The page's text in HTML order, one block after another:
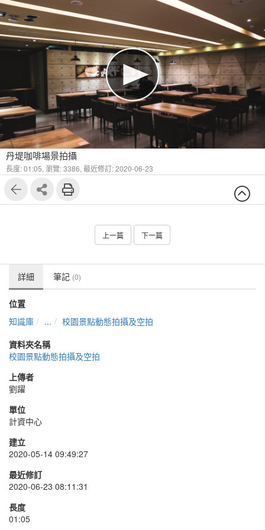
丹堤咖啡場景拍攝
長度: 01:05, 瀏覽: 3386, 最近修訂: 2020-06-23
上一篇 下一篇
詳細 筆記 (0)
位置
知識庫
...
校園景點動態拍攝及空拍
資料夾名稱
校園景點動態拍攝及空拍
上傳者
劉躍
單位
計資中心
建立
2020-05-14 09:49:27
最近修訂
2020-06-23 08:11:31
長度
01:05